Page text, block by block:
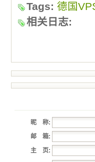
Tags: 德国
相关日志:
昵 称:
邮 箱:
主 页: